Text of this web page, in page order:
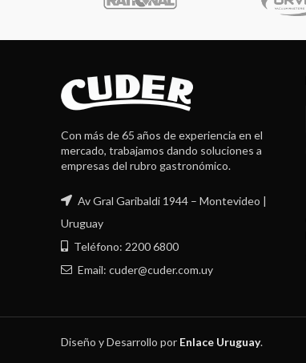
Con más de 65 años de experiencia en el
mercado, trabajamos dando soluciones a
empresas del rubro gastronómico.
Av Gral Garibaldi 1944 – Montevideo |
Uruguay
Teléfono: 2200 6800
Email: cuder@cuder.com.uy
Diseño y Desarrollo por Enlace Uruguay.